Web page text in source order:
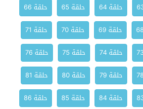
حلقة 64 حلقة 65
حلقة 66
حلقة 69 حلقة 70
حلقة 71
حلقة 74 حلقة 75
حلقة 76
حلقة 79 حلقة 80
حلقة 81
حلقة 84 حلقة 85
حلقة 86